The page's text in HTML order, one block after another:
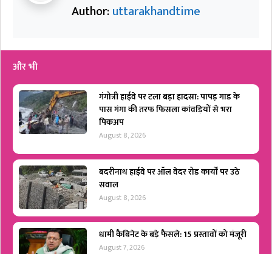
Author:uttarakhandtime
और भी
गंगोत्री हाईवे पर टला बड़ा हादसा: पापड़ गाड के
पास गंगा की तरफ फिसला कांवड़ियों से भरा
पिकअप
August 8, 2026
बदरीनाथ हाईवे पर ऑल वेदर रोड कार्यों पर उठे
सवाल
August 8, 2026
धामी कैबिनेट के बड़े फैसले: 15 प्रस्तावों को मंजूरी
August 7, 2026